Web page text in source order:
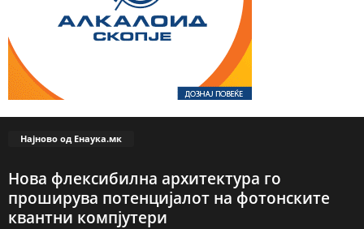
Најново од Енаука.мк
Нова флексибилна архитектура го
проширува потенцијалот на фотонските
квантни компјутери